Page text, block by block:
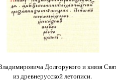
Долгорукого и князя
из древнерусской летописи.